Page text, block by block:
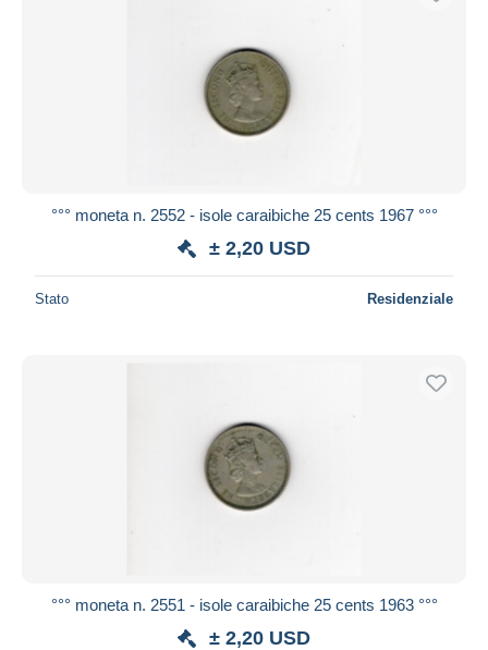
°°° moneta n. 2552 - isole caraibiche 25 cents 1967 °°°
± 2,20 USD
Stato Residenziale
°°° moneta n. 2551 - isole caraibiche 25 cents 1963 °°°
± 2,20 USD